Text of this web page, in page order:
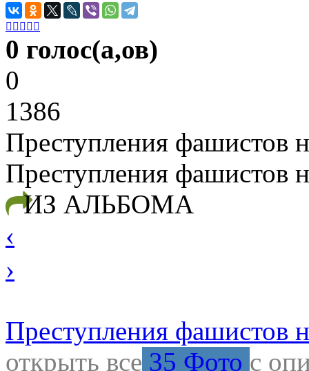
    
0 голос(а,ов)
0
1386
Преступления фашистов
Преступления фашистов
ИЗ АЛЬБОМА
‹
›
Преступления фашистов
открыть все 35 Фото с